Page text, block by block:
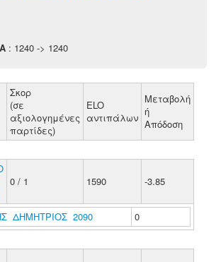
: 1240 -> 1240
Σκορ
(σε
αξιολογημένες
παρτίδες)
ELO
αντιπάλων
Μεταβολή
ή
Απόδοση
0 / 1 1590 -3.85
ΔΗΜΗΤΡΙΟΣ 2090 0